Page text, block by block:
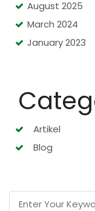
August 2025
March 2024
January 2023
Artikel
Blog